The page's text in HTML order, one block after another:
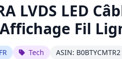
LVDS LED
Fil
Tech ASIN: B0BTYCMTR2